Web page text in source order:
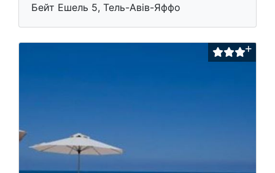
Бeйт Ешель 5, Тель-Авів-Яффо